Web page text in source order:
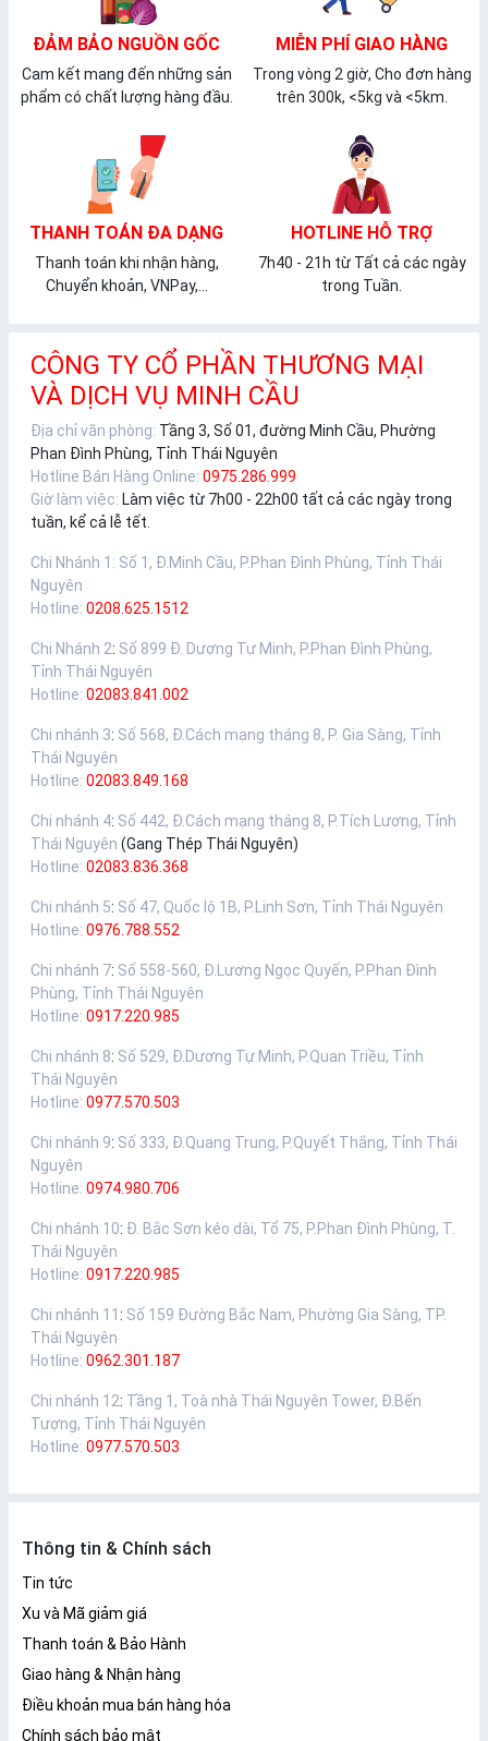
ĐẢM BẢO NGUỒN GỐC
Cam kết mang đến những sản
phẩm có chất lượng hàng đầu.
MIỄN PHÍ GIAO HÀNG
Trong vòng 2 giờ, Cho đơn hàng
trên 300k, <5kg và <5km.
THANH TOÁN ĐA DẠNG
Thanh toán khi nhận hàng,
Chuyển khoản, VNPay,...
HOTLINE HỖ TRỢ
7h40 - 21h từ Tất cả các ngày
trong Tuần.
CÔNG TY CỔ PHẦN THƯƠNG MẠI
VÀ DỊCH VỤ MINH CẦU
Địa chỉ văn phòng: Tầng 3, Số 01, đường Minh Cầu, Phường
Phan Đình Phùng, Tỉnh Thái Nguyên
Hotline Bán Hàng Online: 0975.286.999
Giờ làm việc: Làm việc từ 7h00 - 22h00 tất cả các ngày trong
tuần, kể cả lễ tết.
Chi Nhánh 1 : Số 1, Đ.Minh Cầu, P.Phan Đình Phùng, Tỉnh Thái
Nguyên
Hotline: 0208.625.1512
Chi Nhánh 2: Số 899 Đ. Dương Tự Minh, P.Phan Đình Phùng,
Tỉnh Thái Nguyên
Hotline: 02083.841.002
Chi nhánh 3: Số 568, Đ.Cách mạng tháng 8, P. Gia Sàng, Tỉnh
Thái Nguyên
Hotline: 02083.849.168
Chi nhánh 4: Số 442, Đ.Cách mạng tháng 8, P.Tích Lương, Tỉnh
Thái Nguyên (Gang Thép Thái Nguyên)
Hotline: 02083.836.368
Chi nhánh 5: Số 47, Quốc lộ 1B, P.Linh Sơn, Tỉnh Thái Nguyên
Hotline: 0976.788.552
Chi nhánh 7: Số 558-560, Đ.Lương Ngọc Quyến, P.Phan Đình
Phùng, Tỉnh Thái Nguyên
Hotline: 0917.220.985
Chi nhánh 8: Số 529, Đ.Dương Tự Minh, P.Quan Triều, Tỉnh
Thái Nguyên
Hotline: 0977.570.503
Chi nhánh 9: Số 333, Đ.Quang Trung, P.Quyết Thắng, Tỉnh Thái
Nguyên
Hotline: 0974.980.706
Chi nhánh 10: Đ. Bắc Sơn kéo dài, Tổ 75, P.Phan Đình Phùng, T.
Thái Nguyên
Hotline: 0917.220.985
Chi nhánh 11 : Số 159 Đường Bắc Nam, Phường Gia Sàng, TP.
Thái Nguyên
Hotline: 0962.301.187
Chi nhánh 12: Tầng 1, Toà nhà Thái Nguyên Tower, Đ.Bến
Tượng, Tỉnh Thái Nguyên
Hotline: 0977.570.503
Thông tin & Chính sách
Tin tức
Xu và Mã giảm giá
Thanh toán & Bảo Hành
Giao hàng & Nhận hàng
Điều khoản mua bán hàng hóa
Chính sách bảo mật